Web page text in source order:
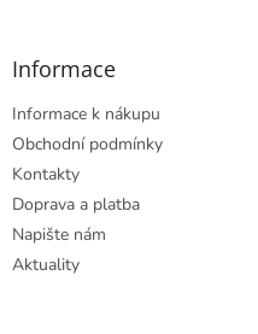
Informace
Informace k nákupu
Obchodní podmínky
Kontakty
Doprava a platba
Napište nám
Aktuality